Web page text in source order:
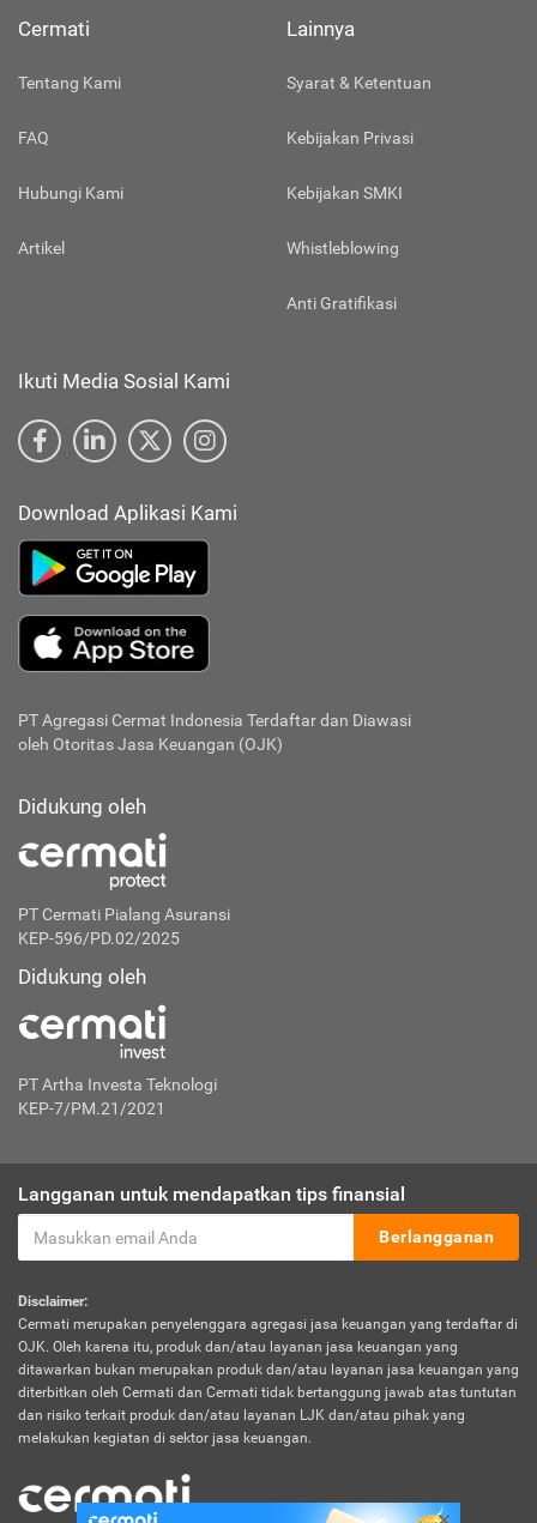
Cermati
Tentang Kami
FAQ
Hubungi Kami
Artikel
Lainnya
Syarat & Ketentuan
Kebijakan Privasi
Kebijakan SMKI
Whistleblowing
Anti Gratifikasi
Ikuti Media Sosial Kami
Download Aplikasi Kami
PT Agregasi Cermat Indonesia Terdaftar dan Diawasi
oleh Otoritas Jasa Keuangan (OJK)
Didukung oleh
PT Cermati Pialang Asuransi
KEP-596/PD.02/2025
Didukung oleh
PT Artha Investa Teknologi
KEP-7/PM.21/2021
Langganan untuk mendapatkan tips finansial
Berlangganan
Disclaimer:
Cermati merupakan penyelenggara agregasi jasa keuangan yang terdaftar di
OJK. Oleh karena itu, produk dan/atau layanan jasa keuangan yang
ditawarkan bukan merupakan produk dan/atau layanan jasa keuangan yang
diterbitkan oleh Cermati dan Cermati tidak bertanggung jawab atas tuntutan
dan risiko terkait produk dan/atau layanan LJK dan/atau pihak yang
melakukan kegiatan di sektor jasa keuangan.